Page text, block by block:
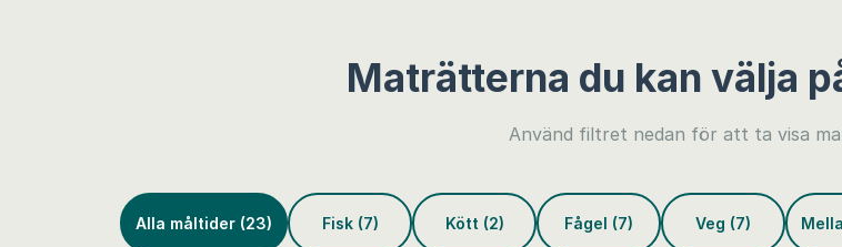
Maträtterna du kan välja
Använd filtret nedan för att ta visa
Alla måltider (23) Fisk (7) Kött (2) Fågel (7) Veg (7)